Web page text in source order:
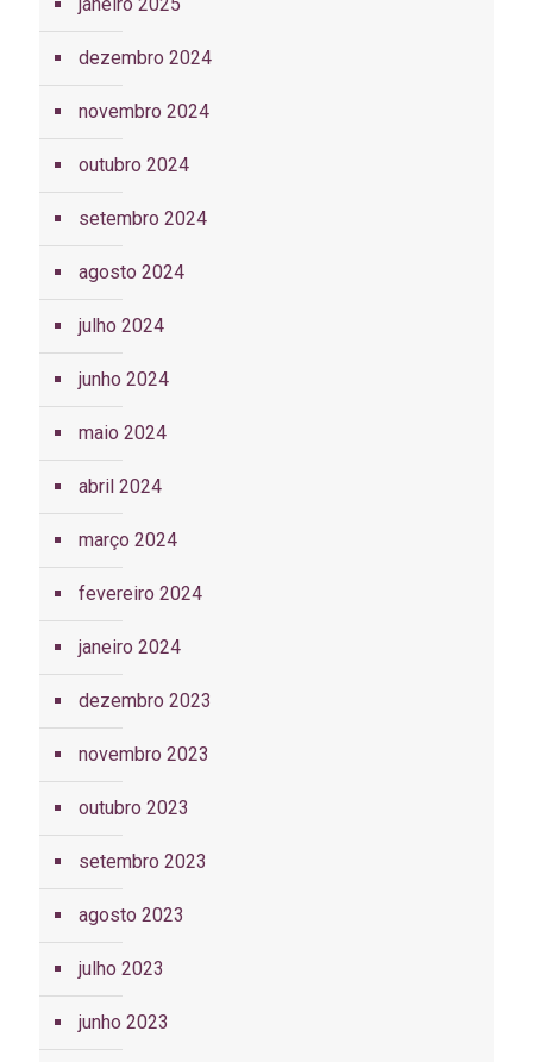
dezembro 2024
novembro 2024
outubro 2024
setembro 2024
agosto 2024
julho 2024
junho 2024
maio 2024
abril 2024
março 2024
fevereiro 2024
janeiro 2024
dezembro 2023
novembro 2023
outubro 2023
setembro 2023
agosto 2023
julho 2023
junho 2023